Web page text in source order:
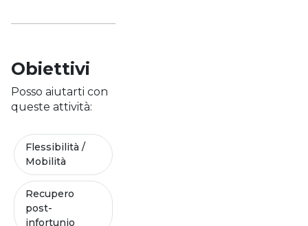
Obiettivi
Posso aiutarti con
queste attività:
Flessibilità /
Mobilità
Recupero
post-
infortunio